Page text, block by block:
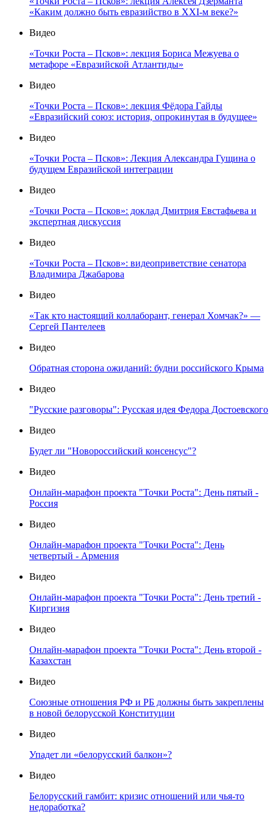
«Каким должно быть евразийство в XXI-м веке?»
Видео
«Точки Роста – Псков»: лекция Бориса Межуева о
метафоре «Евразийской Атлантиды»
Видео
«Точки Роста – Псков»: лекция Фёдора Гайды
«Евразийский союз: история, опрокинутая в будущее»
Видео
«Точки Роста – Псков»: Лекция Александра Гущина о
будущем Евразийской интеграции
Видео
«Точки Роста – Псков»: доклад Дмитрия Евстафьева и
экспертная дискуссия
Видео
«Точки Роста – Псков»: видеоприветствие сенатора
Владимира Джабарова
Видео
«Так кто настоящий коллаборант, генерал Хомчак?» —
Сергей Пантелеев
Видео
Обратная сторона ожиданий: будни российского Крыма
Видео
"Русские разговоры": Русская идея Федора Достоевского
Видео
Будет ли "Новороссийский консенсус"?
Видео
Онлайн-марафон проекта "Точки Роста": День пятый -
Россия
Видео
Онлайн-марафон проекта "Точки Роста": День
четвертый - Армения
Видео
Онлайн-марафон проекта "Точки Роста": День третий -
Киргизия
Видео
Онлайн-марафон проекта "Точки Роста": День второй -
Казахстан
Видео
Союзные отношения РФ и РБ должны быть закреплены
в новой белорусской Конституции
Видео
Упадет ли «белорусский балкон»?
Видео
Белорусский гамбит: кризис отношений или чья-то
недоработка?